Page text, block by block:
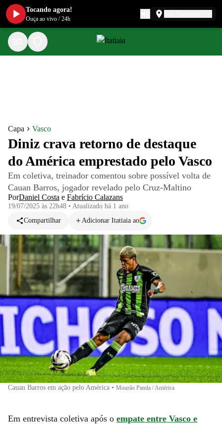
Capa Vasco
Diniz crava retorno de destaque
do América emprestado pelo Vasco
Em coletiva, treinador comentou sobre possível volta de
Cauan Barros, jogador revelado pelo Cruz-Maltino
PorDaniel Costa e Fabrício Calazans
19/07/2025 às 22h48 • Atualizado há 1 ano
Compartilhar
Adicionar Itatiaia ao
Cauan Barros em ação pelo América • Mourão Panda / América
Em entrevista coletiva após o empate entre Vasco e
Tocando agora!
Ouça ao vivo /24h